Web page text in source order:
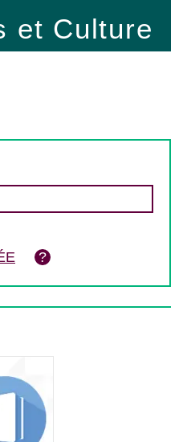
et Culture